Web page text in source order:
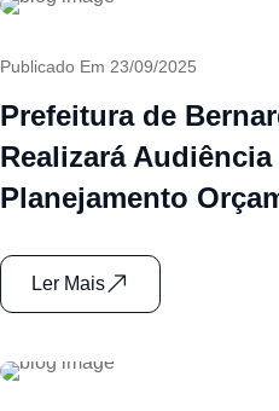
Publicado Em 23/09/2025
Prefeitura de
Realizará
Planejamento
Ler Mais